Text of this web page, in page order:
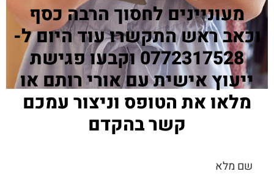
מעוניינים לחסוך הרבה כסף
וכאב ראש התקשרו עוד היום ל-
0772317528 וקבעו פגישת
ייעוץ אישית עם אורי רותם או
מלאו את הטופס וניצור עמכם
קשר בהקדם